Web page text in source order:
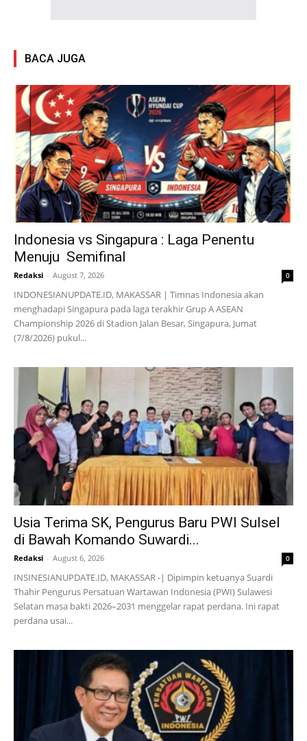
BACA JUGA
Indonesia vs Singapura : Laga Penentu
Menuju Semifinal
Redaksi - August 7, 2026 0
INDONESIANUPDATE.ID, MAKASSAR | Timnas Indonesia akan
menghadapi Singapura pada laga terakhir Grup A ASEAN
Championship 2026 di Stadion Jalan Besar, Singapura, Jumat
(7/8/2026) pukul...
Usia Terima SK, Pengurus Baru PWI Sulsel
di Bawah Komando Suwardi...
Redaksi - August 6, 2026 0
INSINESIANUPDATE.ID, MAKASSAR -| Dipimpin ketuanya Suardi
Thahir Pengurus Persatuan Wartawan Indonesia (PWI) Sulawesi
Selatan masa bakti 2026–2031 menggelar rapat perdana. Ini rapat
perdana usai...